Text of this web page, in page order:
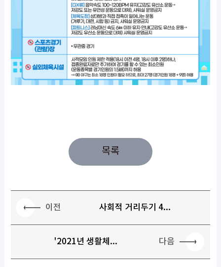
목록
이전 사회적 거리두기 4...
'2021년 생활체... 다음